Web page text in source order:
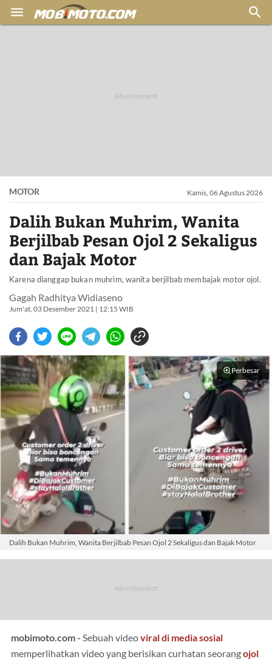
 
MOTOR Kamis, 06 Agustus 2026
Dalih Bukan Muhrim, Wanita
Berjilbab Pesan Ojol 2 Sekaligus
dan Bajak Motor
Karena dianggap bukan muhrim, wanita berjilbab membajak motor ojol.
Gagah Radhitya Widiaseno
Jum'at, 03 Desember 2021 | 12:15 WIB
Perbesar
Dalih Bukan Muhrim, Wanita Berjilbab Pesan Ojol 2 Sekaligus dan Bajak Motor
mobimoto.com - Sebuah videoviral di media sosial
memperlihatkan video yang berisikan curhatan seorangojol